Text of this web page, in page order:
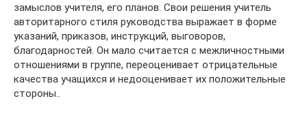
замыслов учите­ля, его планов. Свои решения учитель
авторитарного стиля руко­водства выражает в форме
указаний, приказов, инструкций, выго­воров,
благодарностей. Он мало считается с межличностными
отношениями в группе, переоценивает отрицательные
качества уча­щихся и недооценивает их положительные
стороны..